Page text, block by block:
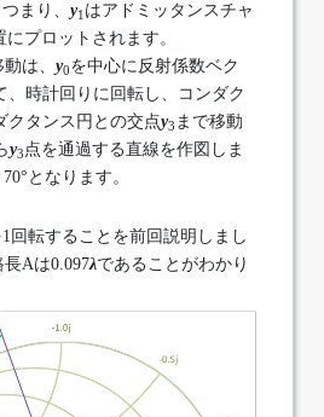
まり、y1 はアドミッタンスチャ
プロットされます。
は、y0を中心に反射係数ベク
、時計回りに回転し、コンダク
クタンス円との交点y3 まで移動
y3点を通過する直線を作図しま
となります。
回転することを前回説明しまし
Aは0.097λであることがわかり